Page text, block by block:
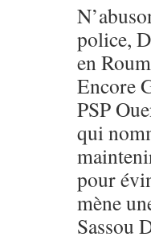
police,
en
Encore
PSP
qui
pour
mène
Sassou